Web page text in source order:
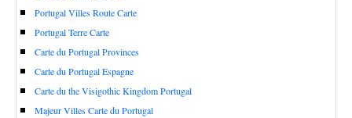
Portugal Villes Route Carte
Portugal Terre Carte
Carte du Portugal Provinces
Carte du Portugal Espagne
Carte du the Visigothic Kingdom Portugal
Majeur Villes Carte du Portugal